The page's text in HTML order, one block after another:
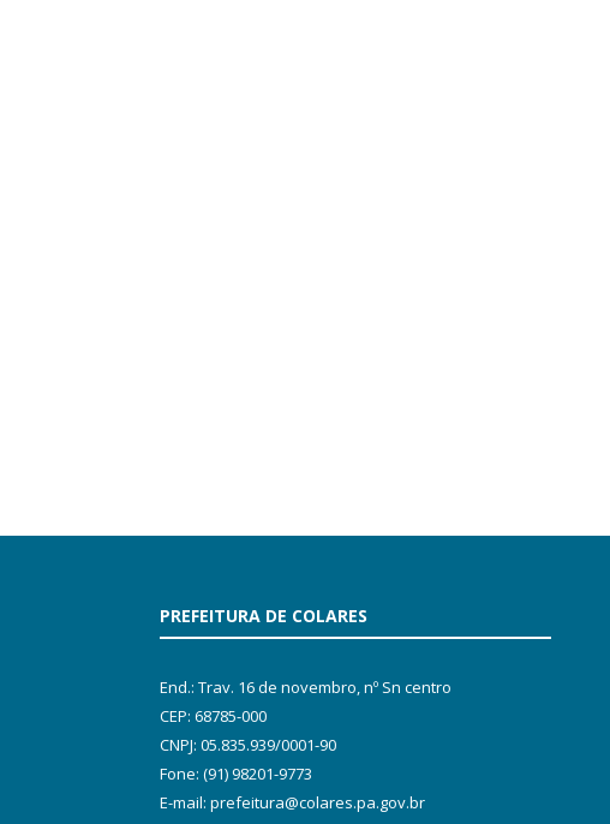
PREFEITURA DE COLARES
End.: Trav. 16 de novembro, nº Sn centro
CEP: 68785-000
CNPJ: 05.835.939/0001-90
Fone: (91) 98201-9773
E-mail: prefeitura@colares.pa.gov.br